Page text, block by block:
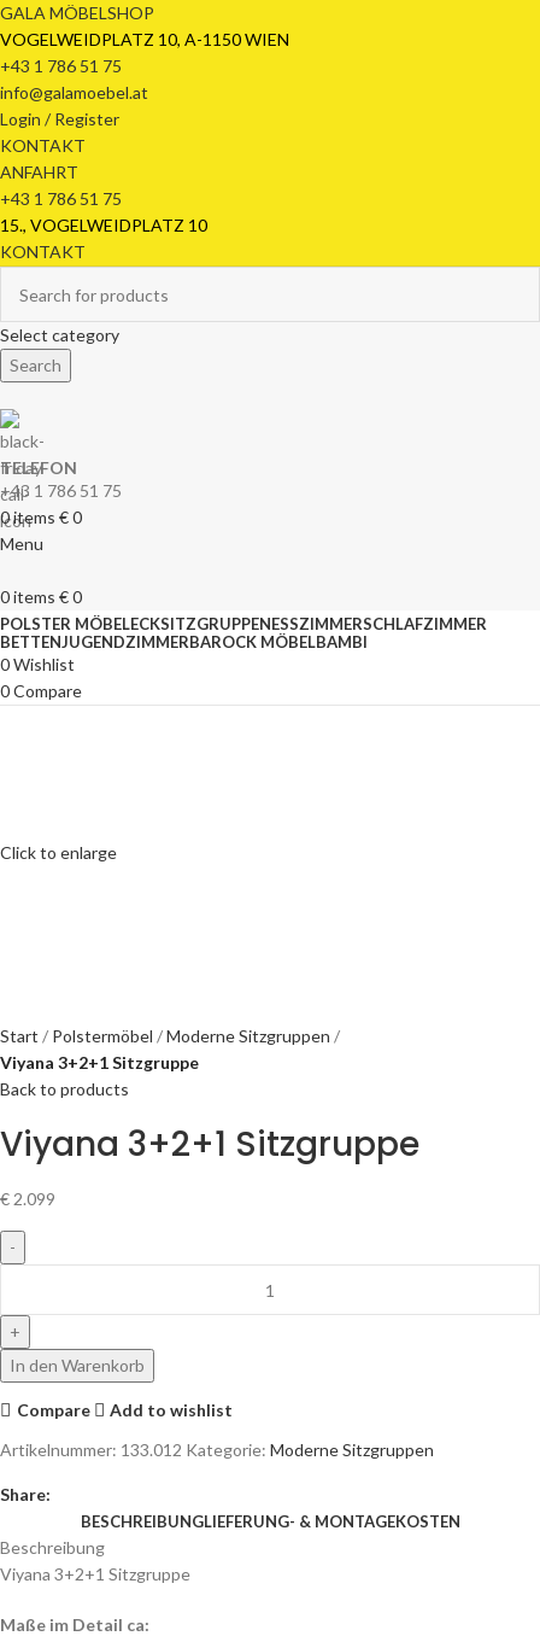
GALA MÖBELSHOP
VOGELWEIDPLATZ 10, A-1150 WIEN
+43 1 786 51 75
info@galamoebel.at
Login / Register
KONTAKT
ANFAHRT
+43 1 786 51 75
15., VOGELWEIDPLATZ 10
KONTAKT
Select category
Search
TELEFON
+43 1 786 51 75
0items €0
Menu
0items €0
POLSTER MÖBELECKSITZGRUPPENESSZIMMERSCHLAFZIMMER
BETTENJUGENDZIMMERBAROCK MÖBELBAMBI
0Wishlist
0Compare
Click to enlarge
Start Polstermöbel
Moderne Sitzgruppen
Viyana 3+2+1 Sitzgruppe
Back to products
Viyana 3+2+1 Sitzgruppe
€2.099
In den Warenkorb
Compare
Add to wishlist
Artikelnummer: 133.012 Kategorie: Moderne Sitzgruppen
Share:
BESCHREIBUNGLIEFERUNG- & MONTAGEKOSTEN
Beschreibung
Viyana 3+2+1 Sitzgruppe
Maße im Detail ca: